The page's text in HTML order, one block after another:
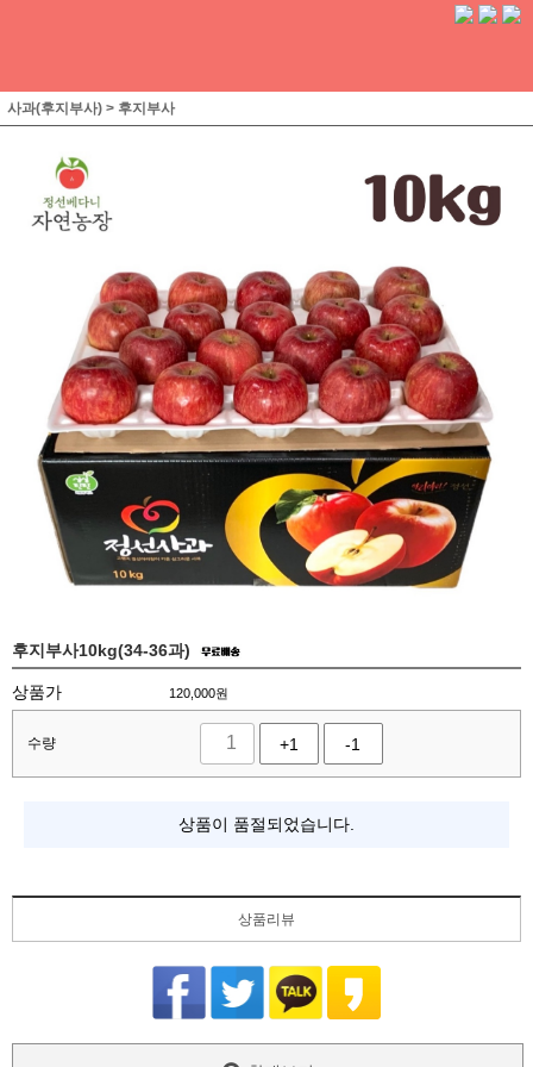
사과(후지부사) > 후지부사
후지부사10kg(34-36과)
상품가 120,000원
수량 +1 -1
상품이 품절되었습니다.
상품리뷰